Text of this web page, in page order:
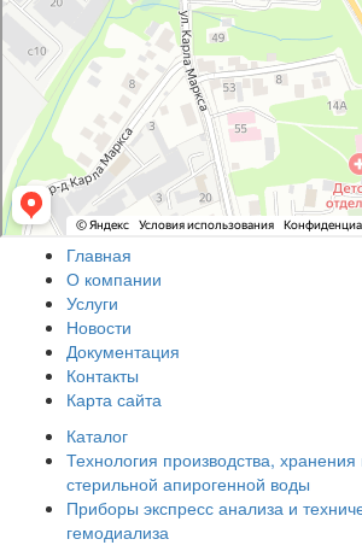
Главная
О компании
Услуги
Новости
Документация
Контакты
Карта сайта
Каталог
Технология производства,
стерильной апирогенной воды
Приборы экспресс анализа и
гемодиализа